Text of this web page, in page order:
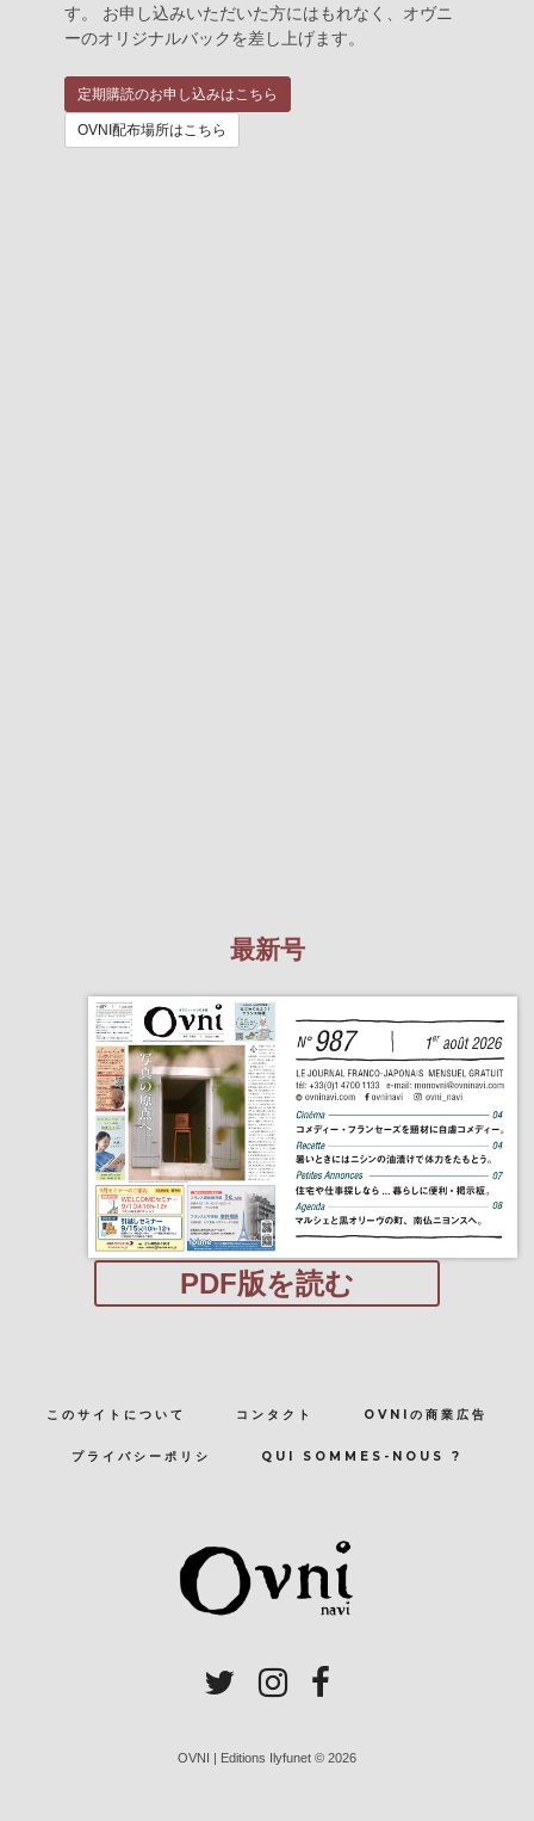
す。 お申し込みいただいた方にはもれなく、オヴニ
ーのオリジナルバックを差し上げます。
定期購読のお申し込みはこちら
OVNI配布場所はこちら
最新号
PDF版を読む
このサイトについて コンタクト OVNIの商業広告
プライバシーポリシ QUI SOMMES-NOUS ?
OVNI | Editions Ilyfunet © 2026